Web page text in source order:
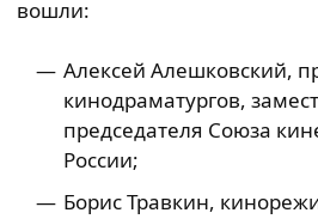
вошли:
Алексей Алешковский,
кинодраматургов,
председателя Союза
России;
Борис Травкин,